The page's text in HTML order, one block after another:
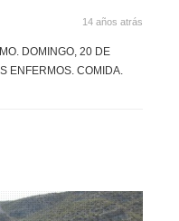
14 años atrás
DOMINGO, 20 DE
ENFERMOS. COMIDA.